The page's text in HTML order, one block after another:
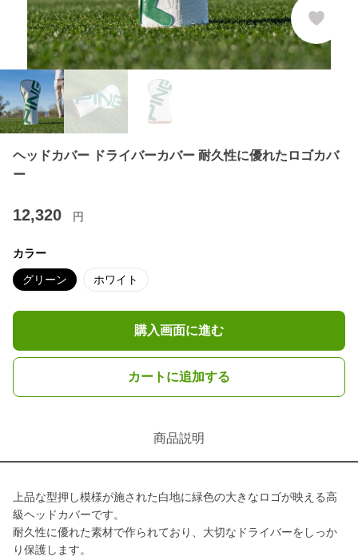
ヘッドカバー ドライバーカバー 耐久性に優れたロゴカバ
ー
12,320 円
カラー
グリーン ホワイト
購入画面に進む
カートに追加する
商品説明
上品な型押し模様が施された白地に緑色の大きなロゴが映える高
級ヘッドカバーです。
耐久性に優れた素材で作られており、大切なドライバーをしっか
り保護します。